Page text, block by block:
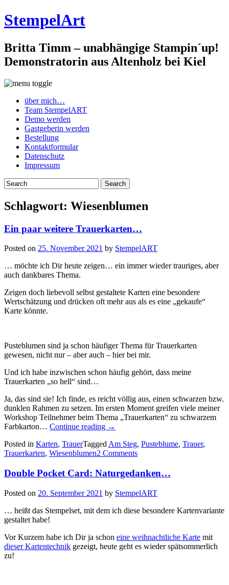
StempelArt
Britta Timm – unabhängige Stampin´up!
Demonstratorin aus Altenholz bei Kiel
über mich…
Team StempelART
Demo werden
Gastgeberin werden
Bestellung
Kontaktformular
Datenschutz
Impressum
Schlagwort: Wiesenblumen
Ein paar weitere Trauerkarten…
Posted on 25. November 2021 by StempelART
… möchte ich Dir heute zeigen… ein immer wieder trauriges, aber
auch dankbares Thema.
Zeigen doch liebevoll selbst gestaltete Karten eine besondere
Wertschätzung und drücken oft mehr aus als es eine „gekaufe“
Karte könnte.
Pusteblumen sind ja schon häufiger Thema für Trauerkarten
gewesen, nicht nur – aber auch – hier bei mir.
Und ich habe inzwischen schon häufig gehört, dass meine
Trauerkarten „so hell“ sind…
Ja, das sind sie! Ich finde, es reicht völlig aus, einen schwarzen bzw.
dunklen Rahmen zu setzen. Im ersten Moment greifen viele meiner
Workshop Teilnehmer beim Thema „Trauerkarten“ zu schwarzem
Farbkarton… Continue reading „Ein
weitere
Trauerkarten…“
→
Posted in Karten, TrauerTagged Am Steg, Pusteblume, Trauer,
Trauerkarten, Wiesenblumen2 Comments
Double Pocket Card: Naturgedanken…
Posted on 20. September 2021 by StempelART
… heißt das Stempelset, mit dem ich diese besondere Kartenvariante
gestaltet habe!
Vor Kurzem habe ich Dir ja schon eine weihnachtliche Karte mit
dieser Kartentechnik gezeigt, heute geht es wieder spätsommerlich
zu!